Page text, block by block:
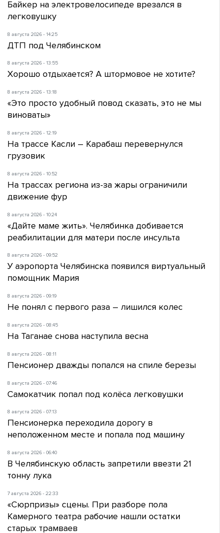
Байкер на электровелосипеде врезался в
легковушку
8 августа 2026 - 14:25
ДТП под Челябинском
8 августа 2026 - 13:55
Хорошо отдыхается? А штормовое не хотите?
8 августа 2026 - 13:18
«Это просто удобный повод сказать, это не мы
виноваты»
8 августа 2026 - 12:19
На трассе Касли – Карабаш перевернулся
грузовик
8 августа 2026 - 10:52
На трассах региона из-за жары ограничили
движение фур
8 августа 2026 - 10:24
«Дайте маме жить». Челябинка добивается
реабилитации для матери после инсульта
8 августа 2026 - 09:52
У аэропорта Челябинска появился виртуальный
помощник Мария
8 августа 2026 - 09:19
Не понял с первого раза – лишился колес
8 августа 2026 - 08:45
На Таганае снова наступила весна
8 августа 2026 - 08:11
Пенсионер дважды попался на спиле березы
8 августа 2026 - 07:46
Самокатчик попал под колёса легковушки
8 августа 2026 - 07:13
Пенсионерка переходила дорогу в
неположенном месте и попала под машину
8 августа 2026 - 06:40
В Челябинскую область запретили ввезти 21
тонну лука
7 августа 2026 - 22:33
«Сюрпризы» сцены. При разборе пола
Камерного театра рабочие нашли остатки
старых трамваев